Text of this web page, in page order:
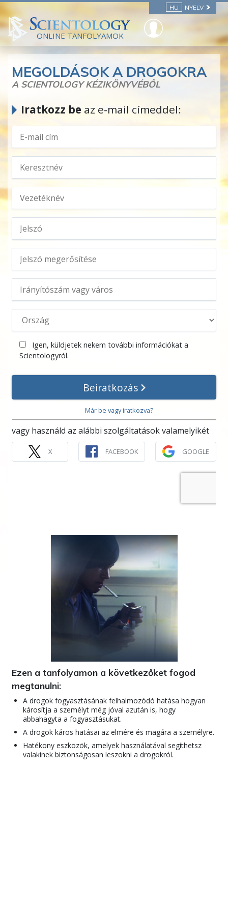
HU NYELV
ONLINE TANFOLYAMOK
MEGOLDÁSOK A DROGOKRA
A SCIENTOLOGY KÉZIKÖNYVÉBŐL
Iratkozz be az e-mail címeddel:
Igen, küldjetek nekem további információkat a
Scientologyról.
Beiratkozás
Már be vagy iratkozva?
vagy használd az alábbi szolgáltatások valamelyikét
X FACEBOOK GOOGLE
Ezen a tanfolyamon a következőket fogod
megtanulni:
A drogok fogyasztásának felhalmozódó hatása hogyan
károsítja a személyt még jóval azután is, hogy
abbahagyta a fogyasztásukat.
A drogok káros hatásai az elmére és magára a személyre.
Hatékony eszközök, amelyek használatával segíthetsz
valakinek biztonságosan leszokni a drogokról.